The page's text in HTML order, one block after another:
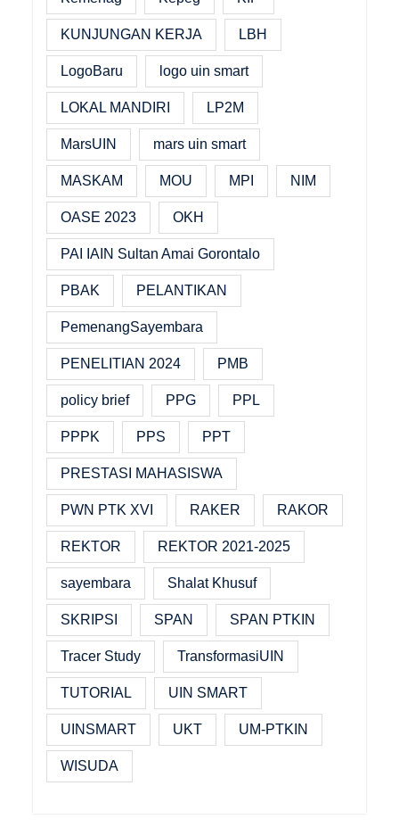
KUNJUNGAN KERJA LBH
LogoBaru logo uin smart
LOKAL MANDIRI LP2M
MarsUIN mars uin smart
MASKAM MOU MPI NIM
OASE 2023 OKH
PAI IAIN Sultan Amai Gorontalo
PBAK PELANTIKAN
PemenangSayembara
PENELITIAN 2024 PMB
policy brief PPG PPL
PPPK PPS PPT
PRESTASI MAHASISWA
PWN PTK XVI RAKER RAKOR
REKTOR REKTOR 2021-2025
sayembara Shalat Khusuf
SKRIPSI SPAN SPAN PTKIN
Tracer Study TransformasiUIN
TUTORIAL UIN SMART
UINSMART UKT UM-PTKIN
WISUDA